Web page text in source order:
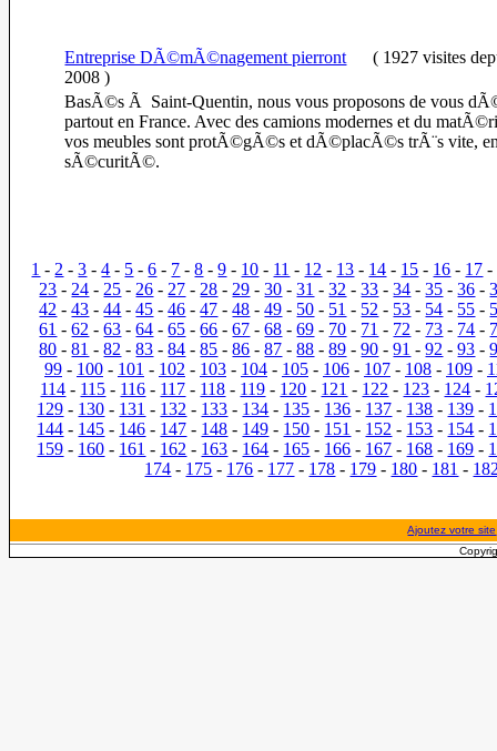
Entreprise DÃ©mÃ©nagement pierront( 1927 visites
2008 )
BasÃ©s Ã Saint-Quentin, nous vous proposons de vous
partout en France. Avec des camions modernes et du
vos meubles sont protÃ©gÃ©s et dÃ©placÃ©s trÃ¨s vite,
sÃ©curitÃ©.
1 -2 -3 -4 - 5 -6 - 7 -8 -9 - 10 - 11 - 12 - 13 - 14 - 15 - 16 - 17 -
23 -24 -25 -26 -27 -28 -29 -30 -31 -32 -33 -34 -35 -36 -
42 -43 -44 -45 -46 -47 -48 -49 - 50 - 51 - 52 - 53 - 54 - 55 -
61 -62 -63 -64 -65 -66 -67 -68 -69 - 70 - 71 - 72 - 73 - 74 -
80 -81 -82 -83 -84 -85 -86 -87 -88 -89 -90 -91 -92 -93 -
99 - 100 - 101 - 102 - 103 - 104 - 105 - 106 - 107 - 108 - 109 -
114 - 115 - 116 - 117 - 118 - 119 - 120 - 121 - 122 - 123 - 124 -
129 - 130 - 131 - 132 - 133 - 134 - 135 - 136 - 137 - 138 - 139 -
144 - 145 - 146 - 147 - 148 - 149 - 150 - 151 - 152 - 153 - 154 -
159 - 160 - 161 - 162 - 163 - 164 - 165 - 166 - 167 - 168 - 169 -
174 - 175 - 176 - 177 - 178 - 179 - 180 - 181 -
Ajoutez votre site